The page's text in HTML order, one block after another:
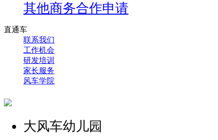
其他商务合作申请
直通车
联系我们
工作机会
研发培训
家长服务
风车学院
大风车幼儿园